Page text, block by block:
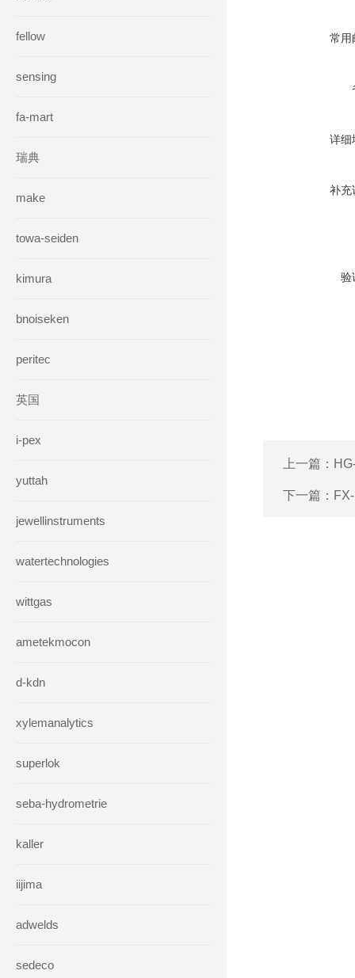
fellow
sensing
fa-mart
瑞典
make
towa-seiden
kimura
bnoiseken
peritec
英国
i-pex
yuttah
jewellinstruments
watertechnologies
wittgas
ametekmocon
d-kdn
xylemanalytics
superlok
seba-hydrometrie
kaller
iijima
adwelds
sedeco
常用
详细
补充
验
上一篇：
下一篇：